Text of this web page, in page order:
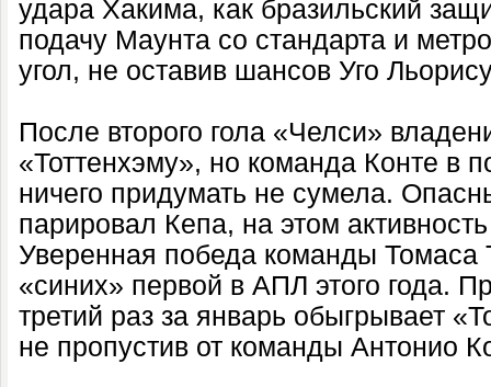
удара Хакима, как бразильский
подачу Маунта со стандарта и
угол, не оставив шансов Уго
После второго гола «Челси»
«Тоттенхэму», но команда Конте в
ничего придумать не сумела.
парировал Кепа, на этом
Уверенная победа команды Томаса
«синих» первой в АПЛ этого года.
третий раз за январь обыгрывает
не пропустив от команды Антонио